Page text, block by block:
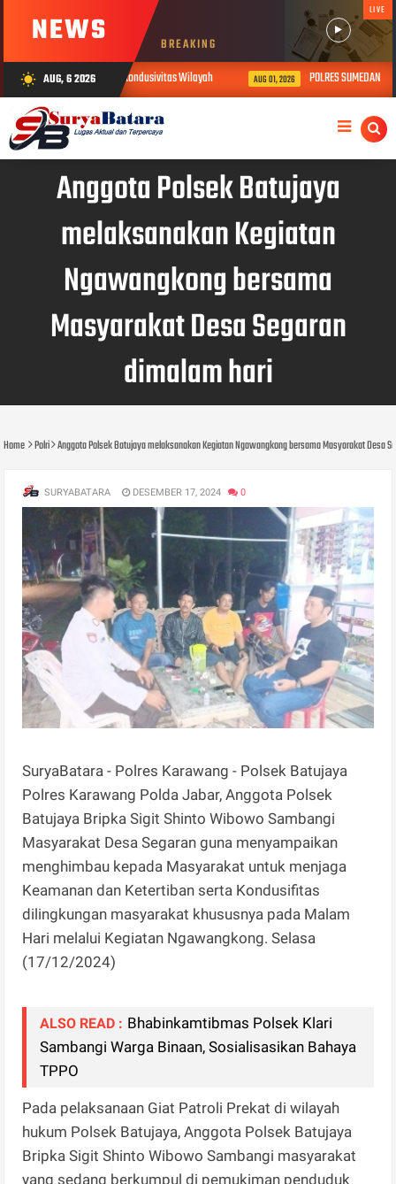
NEWS BREAKING
LIVE
wb_sunny AUG, 6 2026
Gabungan Siap Jaga Kondusivitas Wilayah AUG 01, 2026 POLRES SUMEDANG GELAR
Anggota Polsek Batujaya
melaksanakan Kegiatan
Ngawangkong bersama
Masyarakat Desa Segaran
dimalam hari
Home Polri Anggota Polsek Batujaya melaksanakan Kegiatan Ngawangkong bersama Masyarakat Desa
SURYABATARA DESEMBER 17, 2024 0
SuryaBatara - Polres Karawang - Polsek Batujaya
Polres Karawang Polda Jabar, Anggota Polsek
Batujaya Bripka Sigit Shinto Wibowo Sambangi
Masyarakat Desa Segaran guna menyampaikan
menghimbau kepada Masyarakat untuk menjaga
Keamanan dan Ketertiban serta Kondusifitas
dilingkungan masyarakat khususnya pada Malam
Hari melalui Kegiatan Ngawangkong. Selasa
(17/12/2024)
ALSO READ : Bhabinkamtibmas Polsek Klari
Sambangi Warga Binaan, Sosialisasikan Bahaya
TPPO
Pada pelaksanaan Giat Patroli Prekat di wilayah
hukum Polsek Batujaya, Anggota Polsek Batujaya
Bripka Sigit Shinto Wibowo Sambangi masyarakat
yang sedang berkumpul di pemukiman penduduk